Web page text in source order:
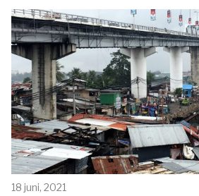
18 juni, 2021